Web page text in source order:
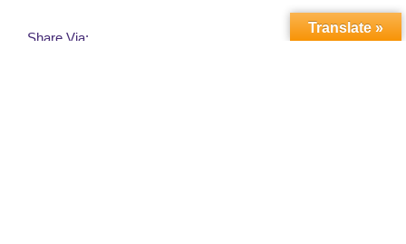
Share Via:
Translate »